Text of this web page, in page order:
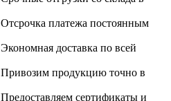
Отсрочка платежа постоянным
Экономная доставка по всей
Привозим продукцию точно в
Предоставляем сертификаты и